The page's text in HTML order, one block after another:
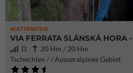
KLETTERSTEIG
VIA FERRATA SLÁNSKÁ HORA
D
20 Hm / 20 Hm
Tschechien / / Ausseralpines Gebiet